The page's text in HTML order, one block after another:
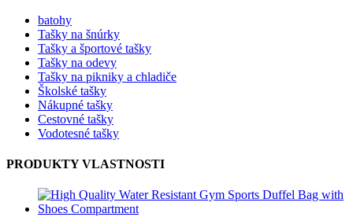
batohy
Tašky na šnúrky
Tašky a športové tašky
Tašky na odevy
Tašky na pikniky a chladiče
Školské tašky
Nákupné tašky
Cestovné tašky
Vodotesné tašky
PRODUKTY VLASTNOSTI